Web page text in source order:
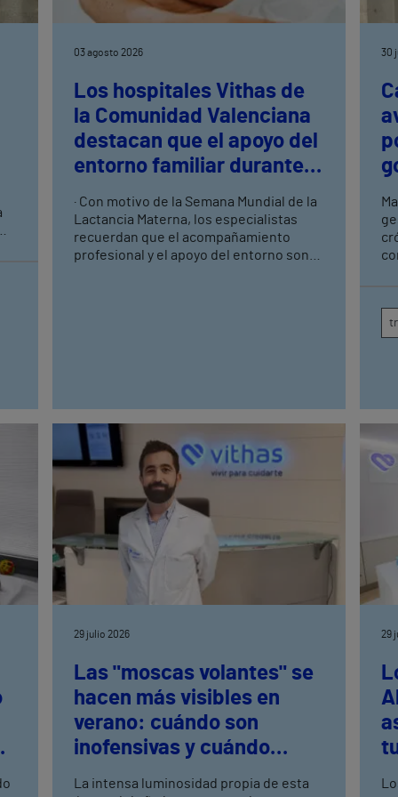
03 agosto 2026
Los hospitales Vithas de
la Comunidad Valenciana
destacan que el apoyo del
entorno familiar durante
clave para el éxito de la
lactancia materna
· Con motivo de la Semana Mundial de la
Lactancia Materna, los especialistas
recuerdan que el acompañamiento
profesional y el apoyo del entorno son
30
29 julio 2026
Las "moscas volantes" se
hacen más visibles en
verano: cuándo son
inofensivas y cuándo
La intensa luminosidad propia de esta
29